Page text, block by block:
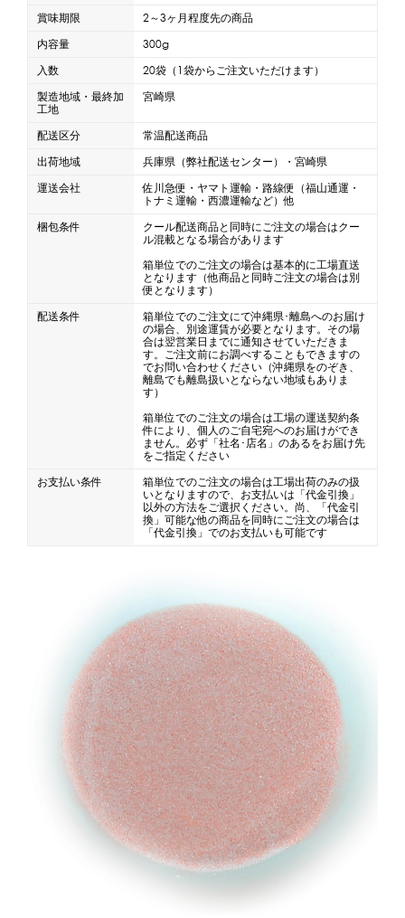
CLOSE
賞味期限
2～3ヶ月程度先の商品
内容量
300g
入数
20袋（1袋からご注文いただけます）
製造地域・最終加
工地
宮崎県
配送区分
常温配送商品
出荷地域
兵庫県（弊社配送センター）・宮崎県
運送会社
佐川急便・ヤマト運輸・路線便（福山通運・
トナミ運輸・西濃運輸など）他
梱包条件
クール配送商品と同時にご注文の場合はクー
ル混載となる場合があります
箱単位でのご注文の場合は基本的に工場直送
となります（他商品と同時ご注文の場合は別
便となります）
配送条件
箱単位でのご注文にて沖縄県･離島へのお届け
の場合、別途運賃が必要となります。その場
合は翌営業日までに通知させていただきま
す。ご注文前にお調べすることもできますの
でお問い合わせください（沖縄県をのぞき、
離島でも離島扱いとならない地域もありま
す）
箱単位でのご注文の場合は工場の運送契約条
件により、個人のご自宅宛へのお届けができ
ません。必ず「社名･店名」のあるをお届け先
をご指定ください
お支払い条件
箱単位でのご注文の場合は工場出荷のみの扱
いとなりますので、お支払いは「代金引換」
以外の方法をご選択ください。尚、「代金引
換」可能な他の商品を同時にご注文の場合は
「代金引換」でのお支払いも可能です